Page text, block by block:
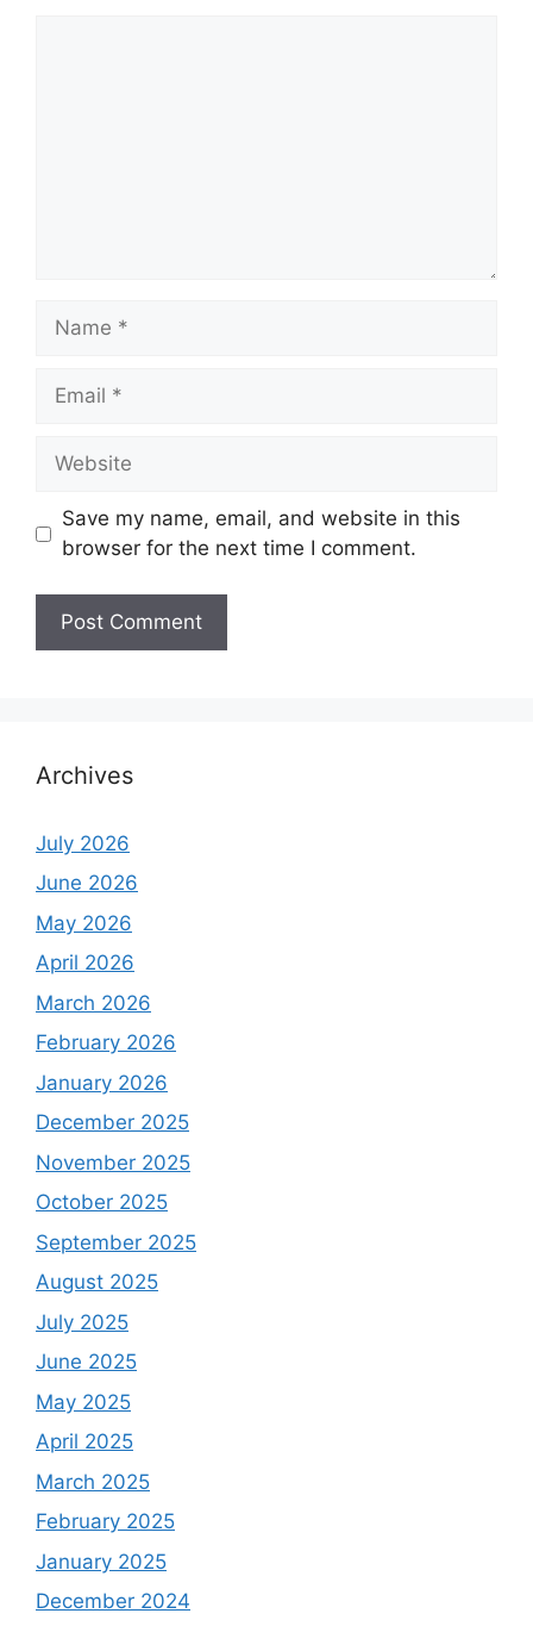
Name
Email
Website
Save my name, email, and website in this
browser for the next time I comment.
Archives
July 2026
June 2026
May 2026
April 2026
March 2026
February 2026
January 2026
December 2025
November 2025
October 2025
September 2025
August 2025
July 2025
June 2025
May 2025
April 2025
March 2025
February 2025
January 2025
December 2024